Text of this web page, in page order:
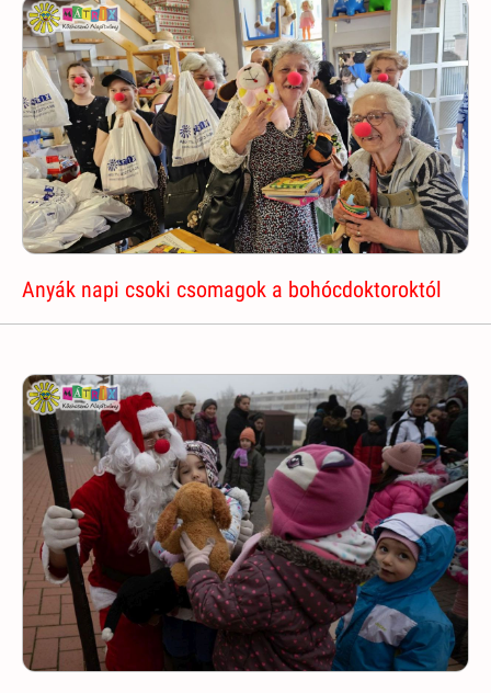
Anyák napi csoki csomagok a bohócdoktoroktól